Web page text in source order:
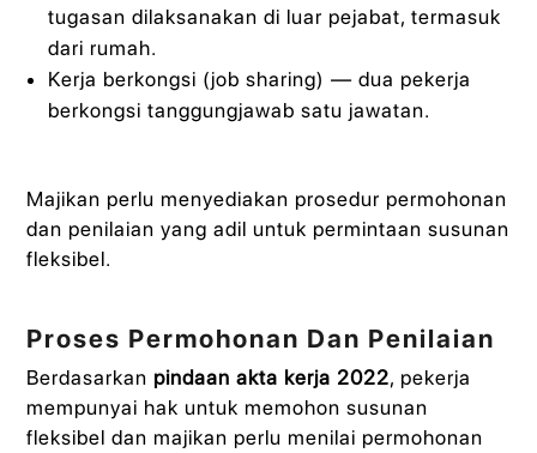
tugasan dilaksanakan di luar pejabat, termasuk
dari rumah.
Kerja berkongsi (job sharing) — dua pekerja
berkongsi tanggungjawab satu jawatan.
Majikan perlu menyediakan prosedur permohonan
dan penilaian yang adil untuk permintaan susunan
fleksibel.
Proses Permohonan Dan Penilaian
Berdasarkan pindaan akta kerja 2022, pekerja
mempunyai hak untuk memohon susunan
fleksibel dan majikan perlu menilai permohonan